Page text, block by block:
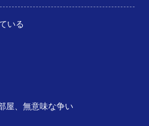
いる
屋、無意味な争い